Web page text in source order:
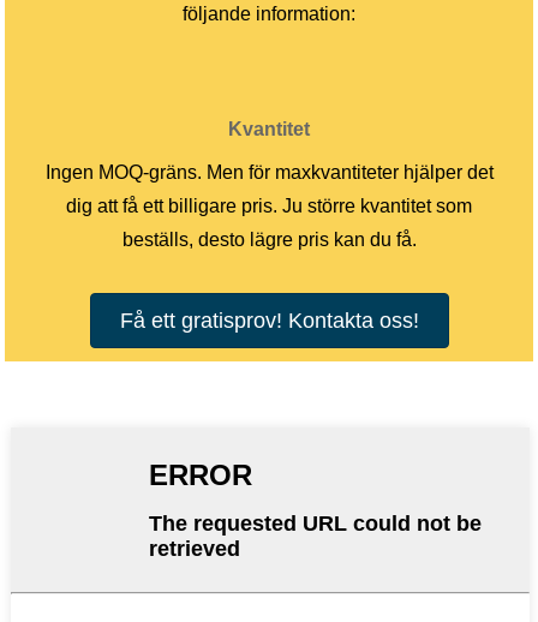
följande information:
Kvantitet
Ingen MOQ-gräns. Men för maxkvantiteter hjälper det
dig att få ett billigare pris. Ju större kvantitet som
beställs, desto lägre pris kan du få.
Få ett gratisprov! Kontakta oss!